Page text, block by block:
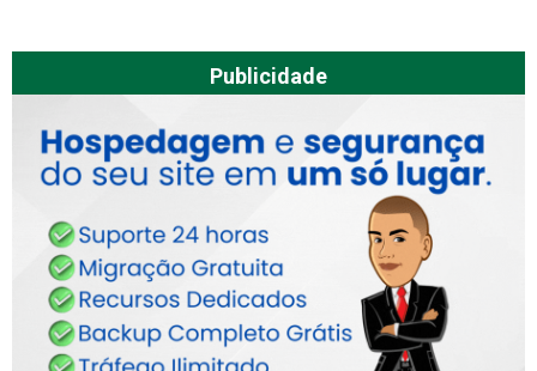
Publicidade